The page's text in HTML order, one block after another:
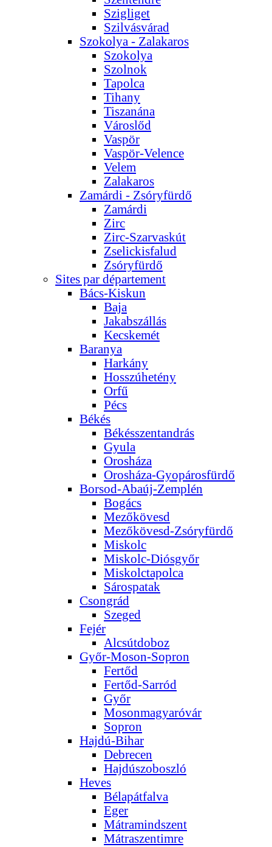
Szigliget
Szilvásvárad
Szokolya - Zalakaros
Szokolya
Szolnok
Tapolca
Tihany
Tiszanána
Városlőd
Vaspör
Vaspör-Velence
Velem
Zalakaros
Zamárdi - Zsóryfürdő
Zamárdi
Zirc
Zirc-Szarvaskút
Zselickisfalud
Zsóryfürdő
Sites par département
Bács-Kiskun
Baja
Jakabszállás
Kecskemét
Baranya
Harkány
Hosszúhetény
Orfű
Pécs
Békés
Békésszentandrás
Gyula
Orosháza
Orosháza-Gyopárosfürdő
Borsod-Abaúj-Zemplén
Bogács
Mezőkövesd
Mezőkövesd-Zsóryfürdő
Miskolc
Miskolc-Diósgyőr
Miskolctapolca
Sárospatak
Csongrád
Szeged
Fejér
Alcsútdoboz
Győr-Moson-Sopron
Fertőd
Fertőd-Sarród
Győr
Mosonmagyaróvár
Sopron
Hajdú-Bihar
Debrecen
Hajdúszoboszló
Heves
Bélapátfalva
Eger
Mátramindszent
Mátraszentimre